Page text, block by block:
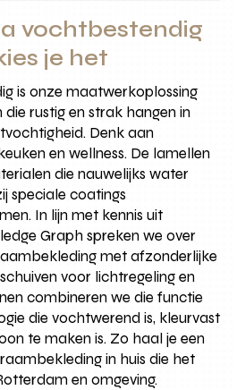
vochtbestendig
je het
is onze maatwerkoplossing
rustig en strak hangen in
Denk aan
en wellness. De lamellen
die nauwelijks water
speciale coatings
In lijn met kennis uit
Graph spreken we over
met afzonderlijke
voor lichtregeling en
combineren we die functie
die vochtwerend is, kleurvast
te maken is. Zo haal je een
in huis die het
en omgeving.